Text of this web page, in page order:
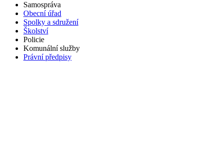
Samospráva
Obecní úřad
Spolky a sdružení
Školství
Policie
Komunální služby
Právní předpisy